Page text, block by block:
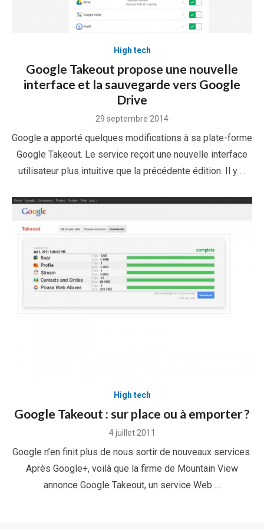
High tech
Google Takeout propose une nouvelle
interface et la sauvegarde vers Google
Drive
Posted
29 septembre 2014
Google a apporté quelques modifications à sa plate-forme
Google Takeout. Le service reçoit une nouvelle interface
utilisateur plus intuitive que la précédente édition. Il y …
High tech
Google Takeout : sur place ou à emporter ?
Posted
4 juillet 2011
Google n’en finit plus de nous sortir de nouveaux services.
Après Google+, voilà que la firme de Mountain View
annonce Google Takeout, un service Web …